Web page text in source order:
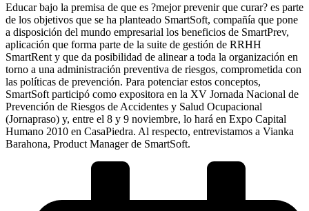
Educar bajo la premisa de que es ?mejor prevenir que curar? es parte
de los objetivos que se ha planteado SmartSoft, compañía que pone
a disposición del mundo empresarial los beneficios de SmartPrev,
aplicación que forma parte de la suite de gestión de RRHH
SmartRent y que da posibilidad de alinear a toda la organización en
torno a una administración preventiva de riesgos, comprometida con
las políticas de prevención. Para potenciar estos conceptos,
SmartSoft participó como expositora en la XV Jornada Nacional de
Prevención de Riesgos de Accidentes y Salud Ocupacional
(Jornapraso) y, entre el 8 y 9 noviembre, lo hará en Expo Capital
Humano 2010 en CasaPiedra. Al respecto, entrevistamos a Vianka
Barahona, Product Manager de SmartSoft.